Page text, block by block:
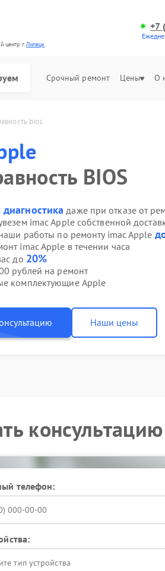
центр г.Липецк
+7
Срочный ремонт Цены О
bios
BIOS
даже при отказе от
imac Apple собственной
работы по ремонту imac Apple
imac Apple в течении часа
до 20%
рублей на ремонт
комплектующие Apple
Наши цены
консультацию
телефон:
тип устройства